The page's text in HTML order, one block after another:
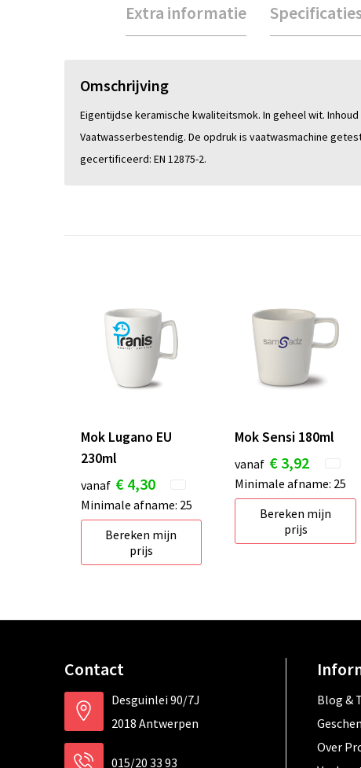
Extra informatie
Omschrijving
Eigentijdse keramische kwaliteitsmok. In geheel wit. Inhoud
Vaatwasserbestendig. De opdruk is vaatwasmachine
gecertificeerd: EN 12875-2.
Mok Lugano EU
230ml
vanaf € 4,30
Minimale afname: 25
Bereken mijn
prijs
Mok Sensi 180ml
vanaf € 3,92
Minimale afname: 25
Bereken mijn
prijs
Contact
Desguinlei 90/7J
2018 Antwerpen
015/20 33 93
Blog &
Over